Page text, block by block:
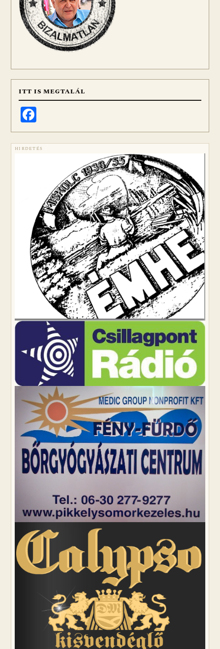
ITT IS MEGTALÁL
HIRDETÉS